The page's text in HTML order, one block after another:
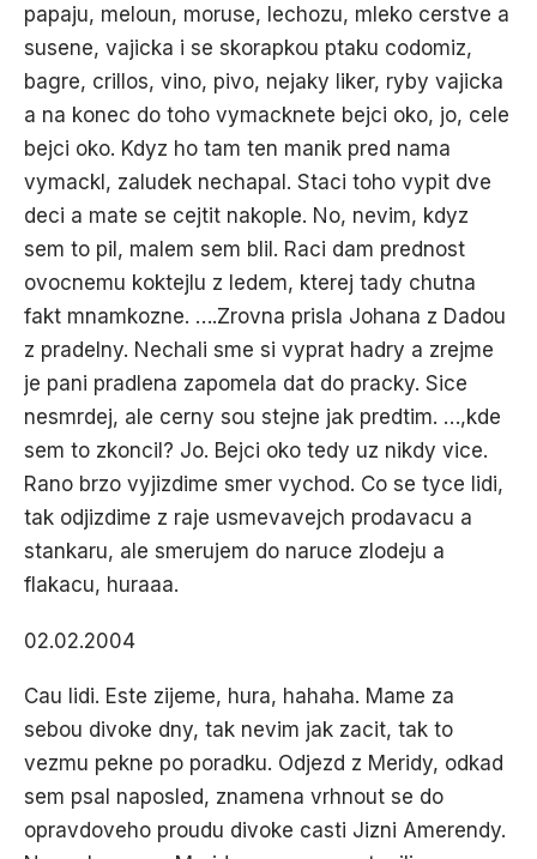
papaju, meloun, moruse, lechozu, mleko cerstve a
susene, vajicka i se skorapkou ptaku codomiz,
bagre, crillos, vino, pivo, nejaky liker, ryby vajicka
a na konec do toho vymacknete bejci oko, jo, cele
bejci oko. Kdyz ho tam ten manik pred nama
vymackl, zaludek nechapal. Staci toho vypit dve
deci a mate se cejtit nakople. No, nevim, kdyz
sem to pil, malem sem blil. Raci dam prednost
ovocnemu koktejlu z ledem, kterej tady chutna
fakt mnamkozne. ….Zrovna prisla Johana z Dadou
z pradelny. Nechali sme si vyprat hadry a zrejme
je pani pradlena zapomela dat do pracky. Sice
nesmrdej, ale cerny sou stejne jak predtim. …,kde
sem to zkoncil? Jo. Bejci oko tedy uz nikdy vice.
Rano brzo vyjizdime smer vychod. Co se tyce lidi,
tak odjizdime z raje usmevavejch prodavacu a
stankaru, ale smerujem do naruce zlodeju a
flakacu, huraaa.
02.02.2004
Cau lidi. Este zijeme, hura, hahaha. Mame za
sebou divoke dny, tak nevim jak zacit, tak to
vezmu pekne po poradku. Odjezd z Meridy, odkad
sem psal naposled, znamena vrhnout se do
opravdoveho proudu divoke casti Jizni Amerendy.